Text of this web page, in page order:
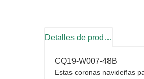
Detalles de producto
CQ19-W007-48B
Estas coronas navideñas